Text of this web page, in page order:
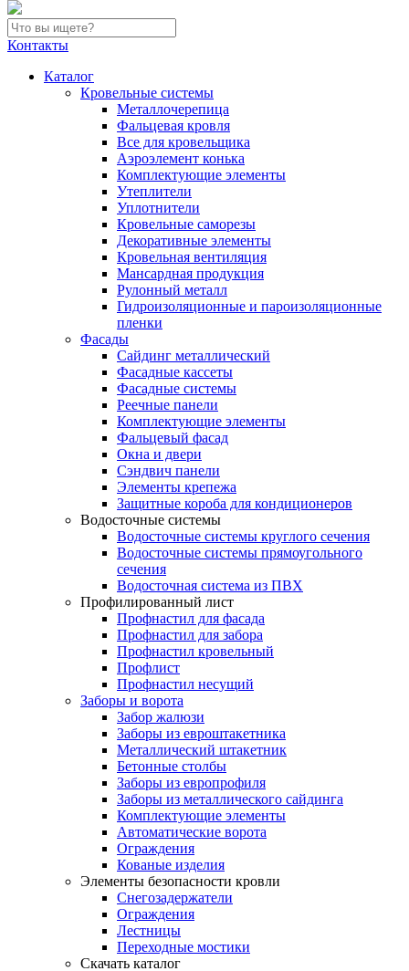
Контакты
Каталог
Кровельные системы
Металлочерепица
Фальцевая кровля
Все для кровельщика
Аэроэлемент конька
Комплектующие элементы
Утеплители
Уплотнители
Кровельные саморезы
Декоративные элементы
Кровельная вентиляция
Мансардная продукция
Рулонный металл
Гидроизоляционные и пароизоляционные
пленки
Фасады
Сайдинг металлический
Фасадные кассеты
Фасадные системы
Реечные панели
Комплектующие элементы
Фальцевый фасад
Окна и двери
Сэндвич панели
Элементы крепежа
Защитные короба для кондиционеров
Водосточные системы
Водосточные системы круглого сечения
Водосточные системы прямоугольного
сечения
Водосточная система из ПВХ
Профилированный лист
Профнастил для фасада
Профнастил для забора
Профнастил кровельный
Профлист
Профнастил несущий
Заборы и ворота
Забор жалюзи
Заборы из евроштакетника
Металлический штакетник
Бетонные столбы
Заборы из европрофиля
Заборы из металлического сайдинга
Комплектующие элементы
Автоматические ворота
Ограждения
Кованые изделия
Элементы безопасности кровли
Снегозадержатели
Ограждения
Лестницы
Переходные мостики
Скачать каталог